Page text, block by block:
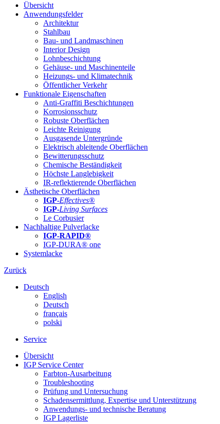
Übersicht
Anwendungsfelder
Architektur
Stahlbau
Bau- und Landmaschinen
Interior Design
Lohnbeschichtung
Gehäuse- und Maschinenteile
Heizungs- und Klimatechnik
Öffentlicher Verkehr
Funktionale Eigenschaften
Anti-Graffiti Beschichtungen
Korrosionsschutz
Robuste Oberflächen
Leichte Reinigung
Ausgasende Untergründe
Elektrisch ableitende Oberflächen
Bewitterungsschutz
Chemische Beständigkeit
Höchste Langlebigkeit
IR-reflektierende Oberflächen
Ästhetische Oberflächen
IGP-Effectives®
IGP-Living Surfaces
Le Corbusier
Nachhaltige Pulverlacke
IGP-RAPID®
IGP-DURA® one
Systemlacke
Zurück
Deutsch
English
Deutsch
français
polski
Service
Übersicht
IGP Service Center
Farbton-Ausarbeitung
Troubleshooting
Prüfung und Untersuchung
Schadensermittlung, Expertise und Unterstützung
Anwendungs- und technische Beratung
IGP Lagerliste